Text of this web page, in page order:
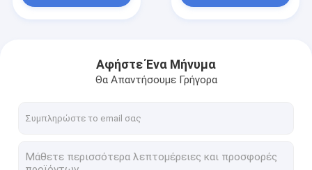
Αφήστε Ένα Μήνυμα
Θα Απαντήσουμε Γρήγορα